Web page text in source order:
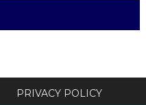
PRIVACY POLICY